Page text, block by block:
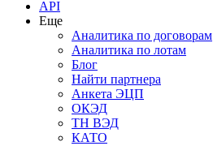
API
Еще
Аналитика по договорам
Аналитика по лотам
Блог
Найти партнера
Анкета ЭЦП
ОКЭД
ТН ВЭД
КАТО